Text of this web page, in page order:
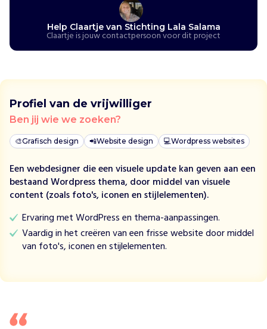
a
t
v
e
r
n
d
e
n
g
r
g
Help Claartje van Stichting Lala Salama
Claartje is jouw contactpersoon voor dit project
Profiel van de vrijwilliger
Ben jij wie we zoeken?
🎨Grafisch design 📲Website design 💻Wordpress websites
Een webdesigner die een visuele update kan geven aan een
bestaand Wordpress thema, door middel van visuele
content (zoals foto's, iconen en stijlelementen).
Ervaring met WordPress en thema-aanpassingen.
Vaardig in het creëren van een frisse website door middel
van foto's, iconen en stijlelementen.